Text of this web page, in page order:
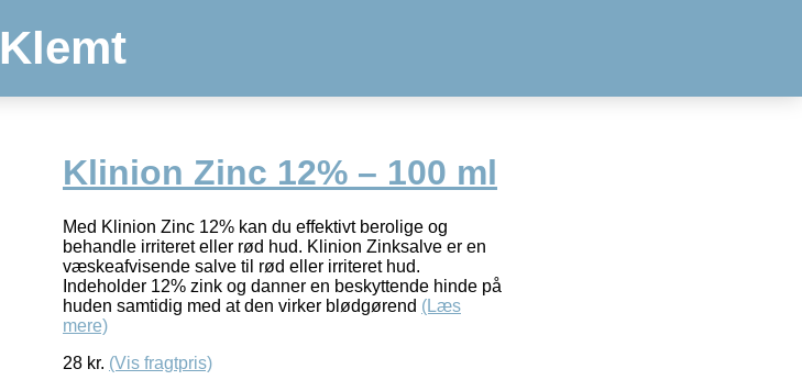
Klemt
Klinion Zinc 12% – 100 ml
Med Klinion Zinc 12% kan du effektivt berolige og
behandle irriteret eller rød hud. Klinion Zinksalve er en
væskeafvisende salve til rød eller irriteret hud.
Indeholder 12% zink og danner en beskyttende hinde på
huden samtidig med at den virker blødgørend (Læs
mere)
28 kr. (Vis fragtpris)